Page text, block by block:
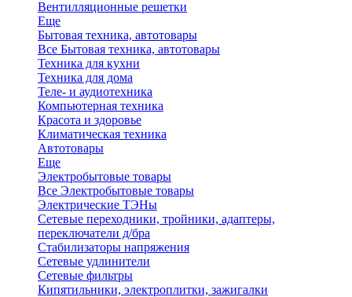
Вентилляционные решетки
Еще
Бытовая техника, автотовары
Все Бытовая техника, автотовары
Техника для кухни
Техника для дома
Теле- и аудиотехника
Компьютерная техника
Красота и здоровье
Климатическая техника
Автотовары
Еще
Электробытовые товары
Все Электробытовые товары
Электрические ТЭНы
Сетевые переходники, тройники, адаптеры,
переключатели д/бра
Стабилизаторы напряжения
Сетевые удлинители
Сетевые фильтры
Кипятильники, электроплитки, зажигалки